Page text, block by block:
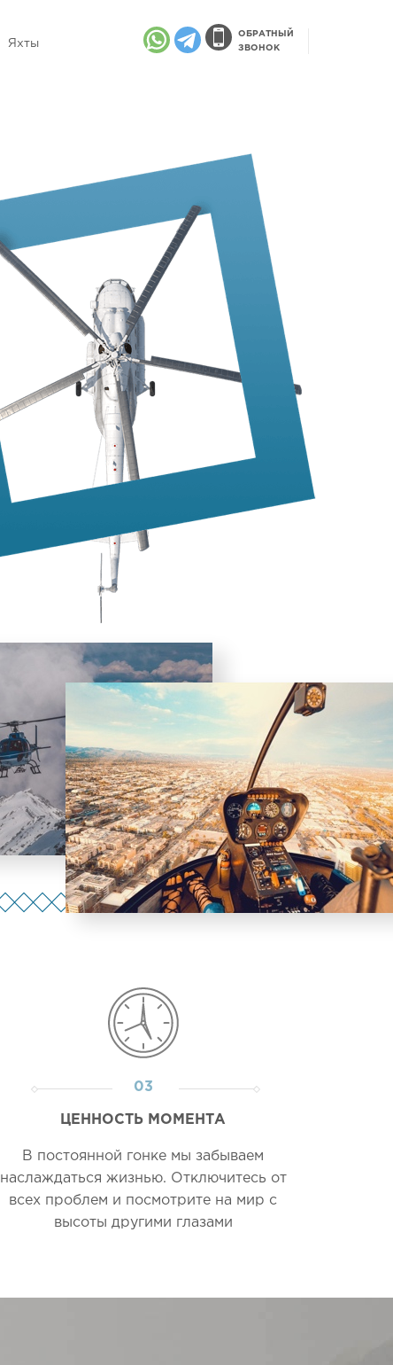
Яхты
ОБРАТНЫЙ
ЗВОНОК
03
ЦЕННОСТЬ МОМЕНТА
В постоянной гонке мы забываем
наслаждаться жизнью. Отключитесь от
всех проблем и посмотрите на мир с
высоты другими глазами